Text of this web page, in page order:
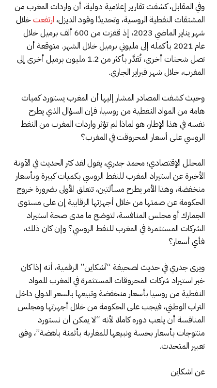
وفي المقابل، كشفت تقارير إعلامية دولية، أن واردات المغرب من
المشتقات النفطية الروسية، وتحديدًا وقود الديزل، ارتفعتخلال
شهر يناير الماضي 2023، إذ قفزت من 600 ألف برميل خلال
عام 2021 بأكمله إلى مليوني برميل خلال الشهر. متوقعة أن
تصل شحنات أخرى، تُقدَّر بأكثر من 1.2 مليون برميل أخرى إلى
المغرب، خلال شهر فبراير الجاري.
وحيث كشفت المصادر المشار إليها أن المغرب يستورد كميات
هامة من المواد النفطية من روسيا، فإن السؤال الذي يطرح
نفسه في هذا الإطار، هو لماذا لم تؤثر واردات المغرب من النفط
الروسي على أسعار المحروقت في المغرب؟
المحلل الإقتصادي؛ محمد جدري، يقول لقد كثر الحديث في الآونة
الأخيرة عن استيراد المغرب للنفط الروسي بكميات كبيرة وبأسعار
منخفضة، وهذا الأمر يطرح مسألتين، تتعلق الأولى بضرورة خروج
الحكومة عن صمتها من خلال أجهزتها الرقابية إن على مستوى
الجمارك أو مجلس المنافسة، لتوضح ما مدى صحة استيراد
الشركات المستثمرة في المغرب للنفط الروسي؟ وإن كان ذلك،
فأي أسعار؟
ويرى جدري في حديث لصحيفة “آشكاين” الرقمية، أنه إذا كان
خبر استيراد شركات المحروقات المستثمرة في المغرب للمواد
النفطية من روسيا بأسعار منخفضة وتبيعها بالسعر الدولي داخل
التراب الوطني، فيجب على الحكومة من خلال أجهزتها ومجلس
المنافسة أن يلعب دوره كاملا، لأنه “لا يمكن أن نستورد
منتوجات بأسعار بخسة ونبيعها للمغاربة بأثمنة باهضة”، وفق
تعبير المتحدث.
عن اشكاين